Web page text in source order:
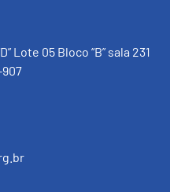
Lote 05 Bloco “B” sala 231
907